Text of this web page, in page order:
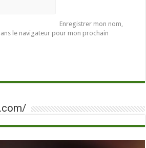
Enregistrer mon nom,
le navigateur pour mon prochain